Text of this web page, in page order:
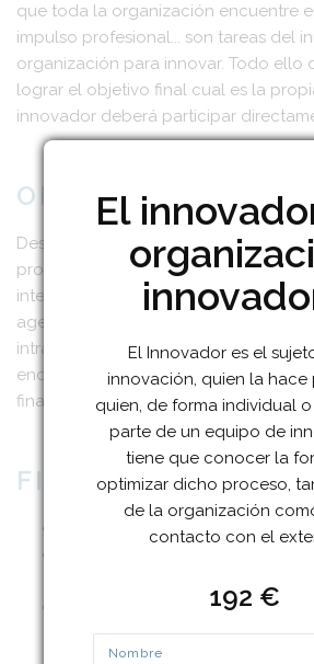
que toda la organización encuentre
impulso profesional... son tareas del
organización para innovar. Todo ello
lograr el objetivo final cual es la
innovador deberá participar
OBJETIVO:
Desarrollar y conocer las
profesionales del innovador así
interior de la organización, con el
agentes del sistema de innovación.
intra innovador, conocer las
encuentra y la forma en que puede
final.
FINALIDAD:
Conocer las características del
Conocer la forma en que
Conocer las actividades que
El
El Innovador es el
innovación, quien la hace
quien, de forma individual
parte de un equipo de
tiene que conocer la
optimizar dicho proceso,
de la organización
contacto con el
192 €
Nombre